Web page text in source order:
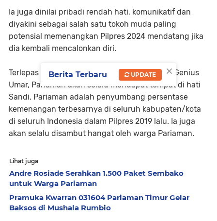
Ia juga dinilai pribadi rendah hati, komunikatif dan
diyakini sebagai salah satu tokoh muda paling
potensial memenangkan Pilpres 2024 mendatang jika
dia kembali mencalonkan diri.
Terlepas dari hubungan personalnya dengan Genius
Umar, Pariaman akan selalu mendapat tempat di hati
Sandi. Pariaman adalah penyumbang persentase
kemenangan terbesarnya di seluruh kabupaten/kota
di seluruh Indonesia dalam Pilpres 2019 lalu. Ia juga
akan selalu disambut hangat oleh warga Pariaman.
Lihat juga
Andre Rosiade Serahkan 1.500 Paket Sembako
untuk Warga Pariaman
Pramuka Kwarran 031604 Pariaman Timur Gelar
Baksos di Mushala Rumbio
×
Berita Terbaru UPDATE